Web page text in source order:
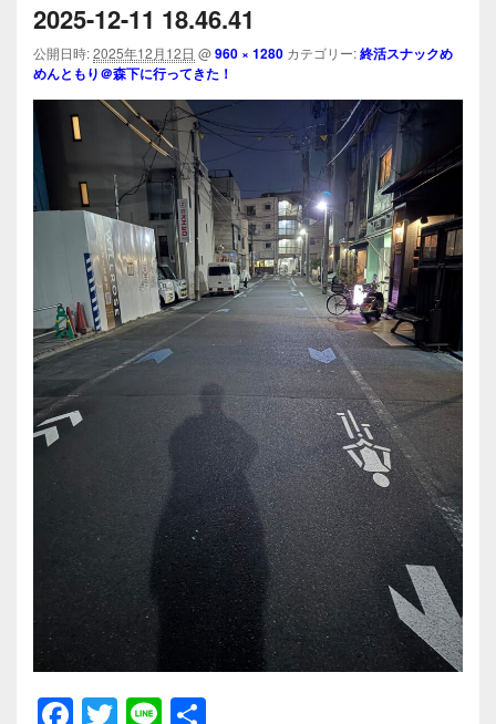
ビ
ー
シ
ョ
ン
2025-12-11 18.46.41
公開日時:2025年12月12日 @960 × 1280 カテゴリー:終活スナックめ
めんともり＠森下に行ってきた！